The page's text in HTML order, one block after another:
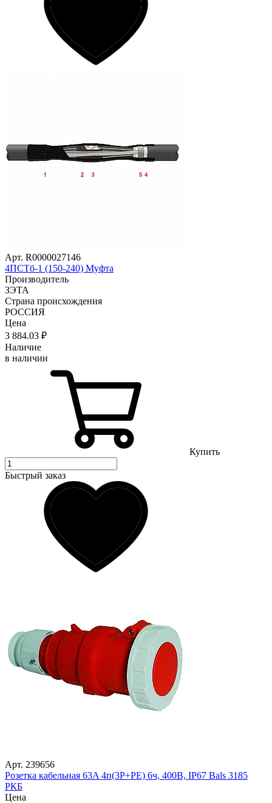
Арт. R0000027146
4ПСТб-1 (150-240) Муфта
Производитель
ЗЭТА
Страна происхождения
РОССИЯ
Цена
3 884.03 ₽
Наличие
в наличии
Купить
Быстрый заказ
Арт. 239656
Розетка кабельная 63A 4п(3P+PE) 6ч, 400В, IP67 Bals 3185
РКБ
Цена